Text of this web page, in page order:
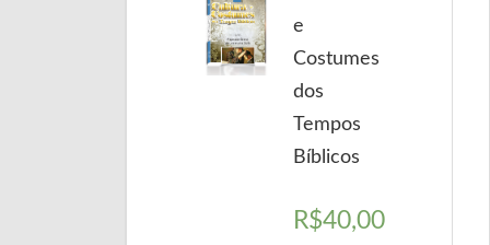
e
Costumes
dos
Tempos
Bíblicos
R$40,00